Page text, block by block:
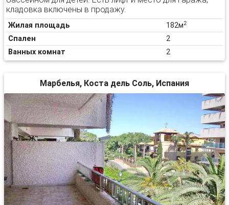
кладовка включены в продажу.
Жилая площадь 182м2
Спален
2
Ванных комнат
2
Марбелья, Коста дель Соль, Испания